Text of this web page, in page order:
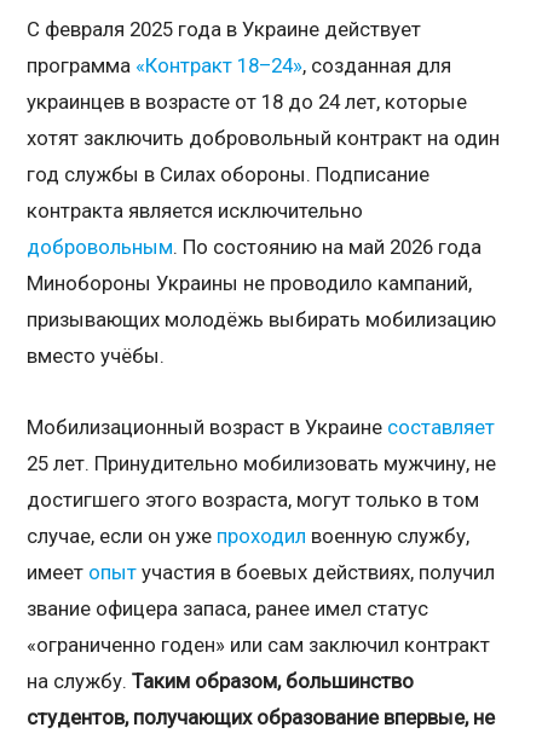
С февраля 2025 года в Украине действует
программа «Контракт 18–24», созданная для
украинцев в возрасте от 18 до 24 лет, которые
хотят заключить добровольный контракт на один
год службы в Силах обороны. Подписание
контракта является исключительно
добровольным. По состоянию на май 2026 года
Минобороны Украины не проводило кампаний,
призывающих молодёжь выбирать мобилизацию
вместо учёбы.
Мобилизационный возраст в Украине составляет
25 лет. Принудительно мобилизовать мужчину, не
достигшего этого возраста, могут только в том
случае, если он уже проходил военную службу,
имеет опыт участия в боевых действиях, получил
звание офицера запаса, ранее имел статус
«ограниченно годен» или сам заключил контракт
на службу.Таким образом, большинство
студентов, получающих образование впервые, не